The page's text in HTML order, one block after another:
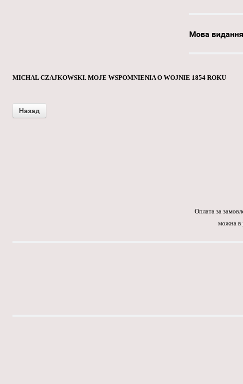
Мова видання
MICHAL CZAJKOWSKI. MOJE WSPOMNIENIA O WOJNIE 1854 ROKU
Оплата за
можна в